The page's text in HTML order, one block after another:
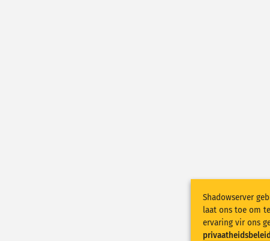
Shadowserver
laat ons toe om
ervaring vir ons
privaatheidsbeleid